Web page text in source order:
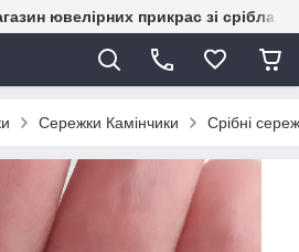
ювелірних прикрас зі срібла
Сережки Камінчики Срібні